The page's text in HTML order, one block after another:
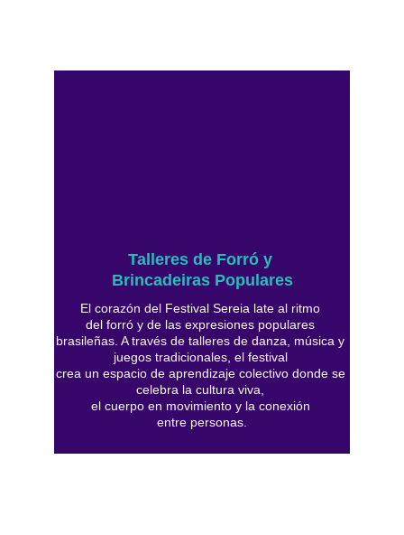
El corazón del Festival Sereia late al ritmo
del forró y de las expresiones populares
brasileñas. A través de talleres de danza, música y
juegos tradicionales, el festival
crea un espacio de aprendizaje colectivo donde se
celebra la cultura viva,
el cuerpo en movimiento y la conexión
entre personas.
Talleres de Forró y
Brincadeiras Populares